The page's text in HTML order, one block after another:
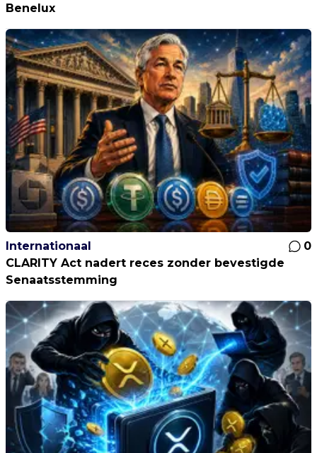
Benelux
Internationaal
0
CLARITY Act nadert reces zonder bevestigde
Senaatsstemming